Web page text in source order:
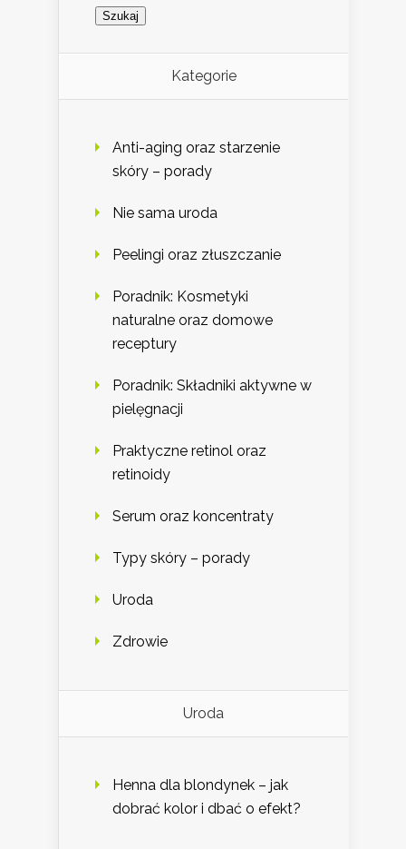
Kategorie
Anti-aging oraz starzenie
skóry – porady
Nie sama uroda
Peelingi oraz złuszczanie
Poradnik: Kosmetyki
naturalne oraz domowe
receptury
Poradnik: Składniki aktywne w
pielęgnacji
Praktyczne retinol oraz
retinoidy
Serum oraz koncentraty
Typy skóry – porady
Uroda
Zdrowie
Uroda
Henna dla blondynek – jak
dobrać kolor i dbać o efekt?